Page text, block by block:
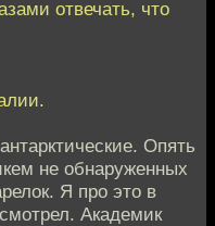
отвечать, что
Опять
не обнаруженных
Я про это в
Академик